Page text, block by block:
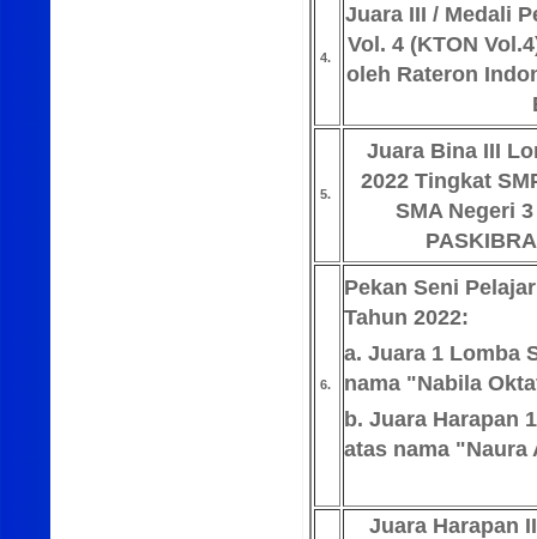
4.
Juara III / Medali
Vol. 4 (KTON
oleh Rateron
5.
Juara Bina III
2022 Tingkat
SMA Negeri
6.
Pekan Seni
Tahun 2022:
a. Juara 1 Lomba
nama "Nabila
b. Juara Harapan
atas nama "Naura
Juara Harapan